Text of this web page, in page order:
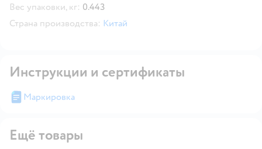
Вес упаковки, кг: 0.443
Страна производства: Китай
Инструкции и сертификаты
Маркировка
Ещё товары